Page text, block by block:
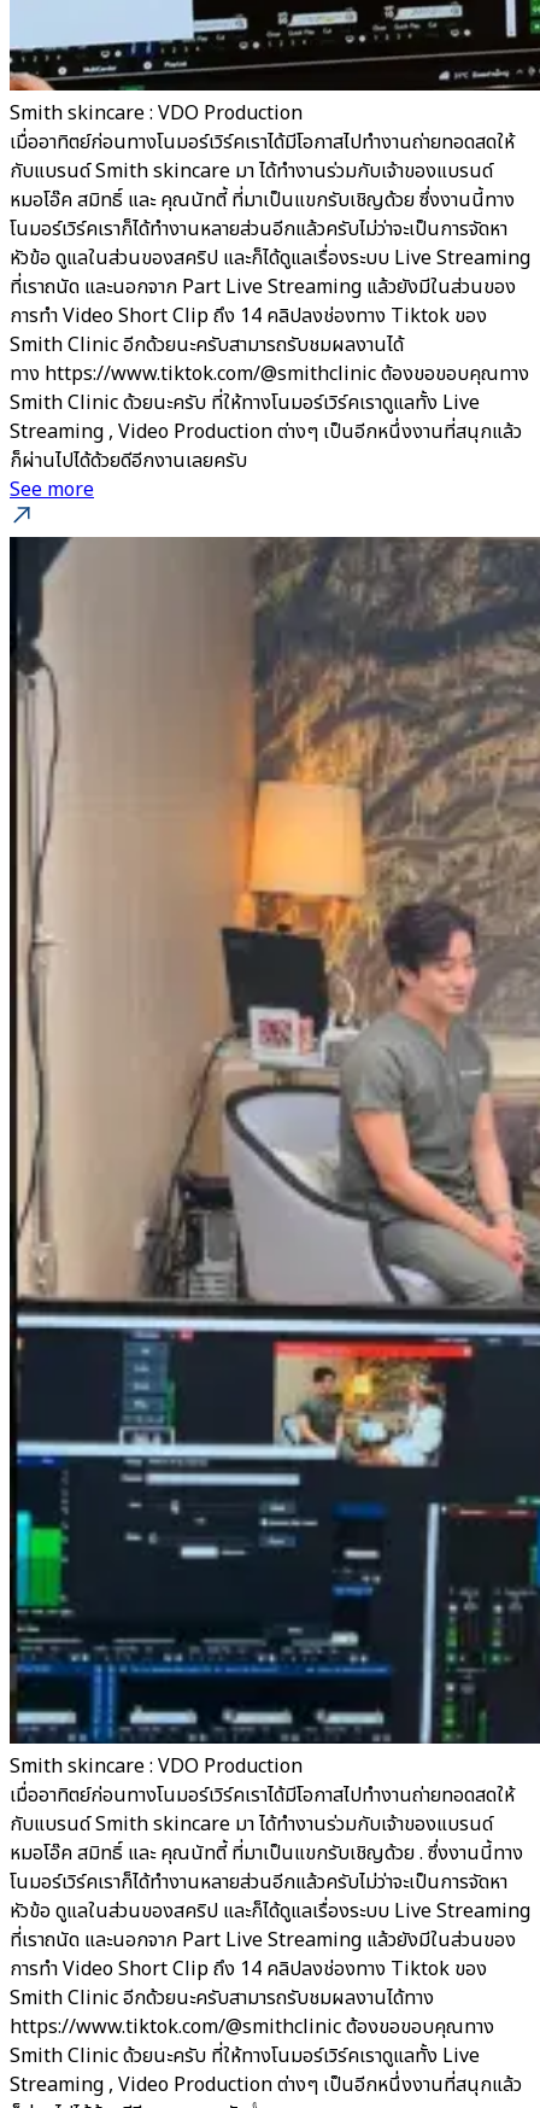
Smith skincare : VDO Production
เมื่ออาทิตย์ก่อนทางโนมอร์เวิร์คเราได้มีโอกาสไปทำงานถ่ายทอดสดให้
กับแบรนด์ Smith skincare มา ได้ทำงานร่วมกับเจ้าของแบรนด์
หมอโอ๊ค สมิทธิ์ และ คุณนัทตี้ ที่มาเป็นแขกรับเชิญด้วย ซึ่งงานนี้ทาง
โนมอร์เวิร์คเราก็ได้ทำงานหลายส่วนอีกแล้วครับไม่ว่าจะเป็นการจัดหา
หัวข้อ ดูแลในส่วนของสคริป และก็ได้ดูแลเรื่องระบบ Live Streaming
ที่เราถนัด และนอกจาก Part Live Streaming แล้วยังมีในส่วนของ
การทำ Video Short Clip ถึง 14 คลิปลงช่องทาง Tiktok ของ
Smith Clinic อีกด้วยนะครับสามารถรับชมผลงานได้
ทาง https://www.tiktok.com/@smithclinic ต้องขอขอบคุณทาง
Smith Clinic ด้วยนะครับ ที่ให้ทางโนมอร์เวิร์คเราดูแลทั้ง Live
Streaming , Video Production ต่างๆ เป็นอีกหนึ่งงานที่สนุกแล้ว
ก็ผ่านไปได้ด้วยดีอีกงานเลยครับ
See more
Smith skincare : VDO Production
เมื่ออาทิตย์ก่อนทางโนมอร์เวิร์คเราได้มีโอกาสไปทำงานถ่ายทอดสดให้
กับแบรนด์ Smith skincare มา ได้ทำงานร่วมกับเจ้าของแบรนด์
หมอโอ๊ค สมิทธิ์ และ คุณนัทตี้ ที่มาเป็นแขกรับเชิญด้วย . ซึ่งงานนี้ทาง
โนมอร์เวิร์คเราก็ได้ทำงานหลายส่วนอีกแล้วครับไม่ว่าจะเป็นการจัดหา
หัวข้อ ดูแลในส่วนของสคริป และก็ได้ดูแลเรื่องระบบ Live Streaming
ที่เราถนัด และนอกจาก Part Live Streaming แล้วยังมีในส่วนของ
การทำ Video Short Clip ถึง 14 คลิปลงช่องทาง Tiktok ของ
Smith Clinic อีกด้วยนะครับสามารถรับชมผลงานได้ทาง
https://www.tiktok.com/@smithclinic ต้องขอขอบคุณทาง
Smith Clinic ด้วยนะครับ ที่ให้ทางโนมอร์เวิร์คเราดูแลทั้ง Live
Streaming , Video Production ต่างๆ เป็นอีกหนึ่งงานที่สนุกแล้ว